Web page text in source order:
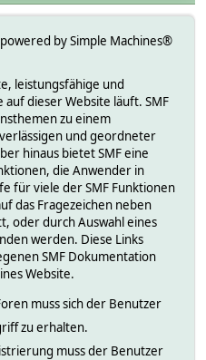
by Simple Machines®
leistungsfähige und
dieser Website läuft. SMF
zu einem
und geordneter
hinaus bietet SMF eine
die Anwender in
für viele der SMF Funktionen
das Fragezeichen neben
oder durch Auswahl eines
werden. Diese Links
SMF Dokumentation
Website.
muss sich der Benutzer
zu erhalten.
muss der Benutzer